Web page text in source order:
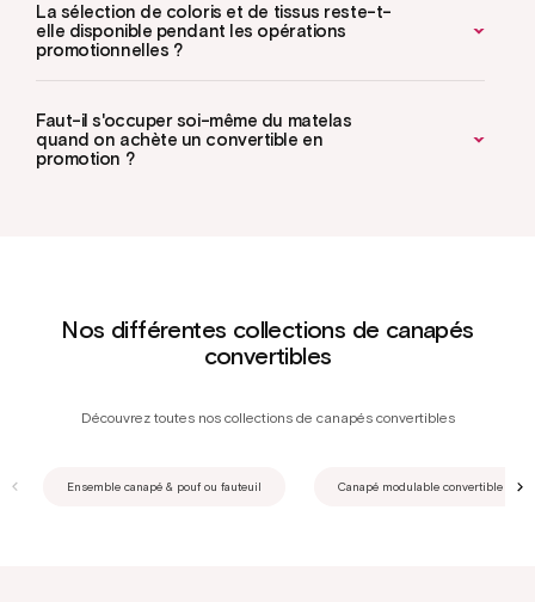
La sélection de coloris et de tissus reste-t-
elle disponible pendant les opérations
promotionnelles ?
Faut-il s'occuper soi-même du matelas
quand on achète un convertible en
promotion ?
Nos différentes collections de canapés
convertibles
Découvrez toutes nos collections de canapés convertibles
Ensemble canapé & pouf ou fauteuil Canapé modulable convertible